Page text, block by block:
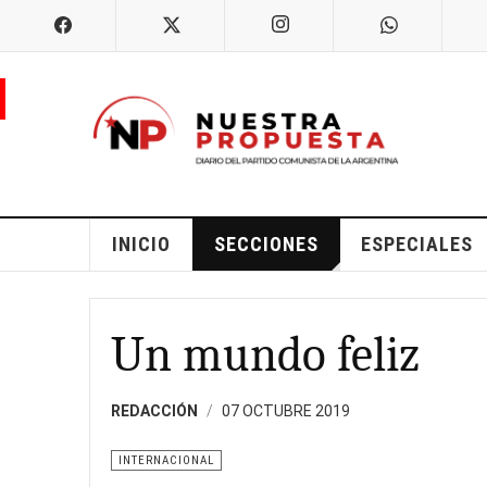
INICIO SECCIONES ESPECIALES
Un mundo feliz
REDACCIÓN 07 OCTUBRE 2019
INTERNACIONAL